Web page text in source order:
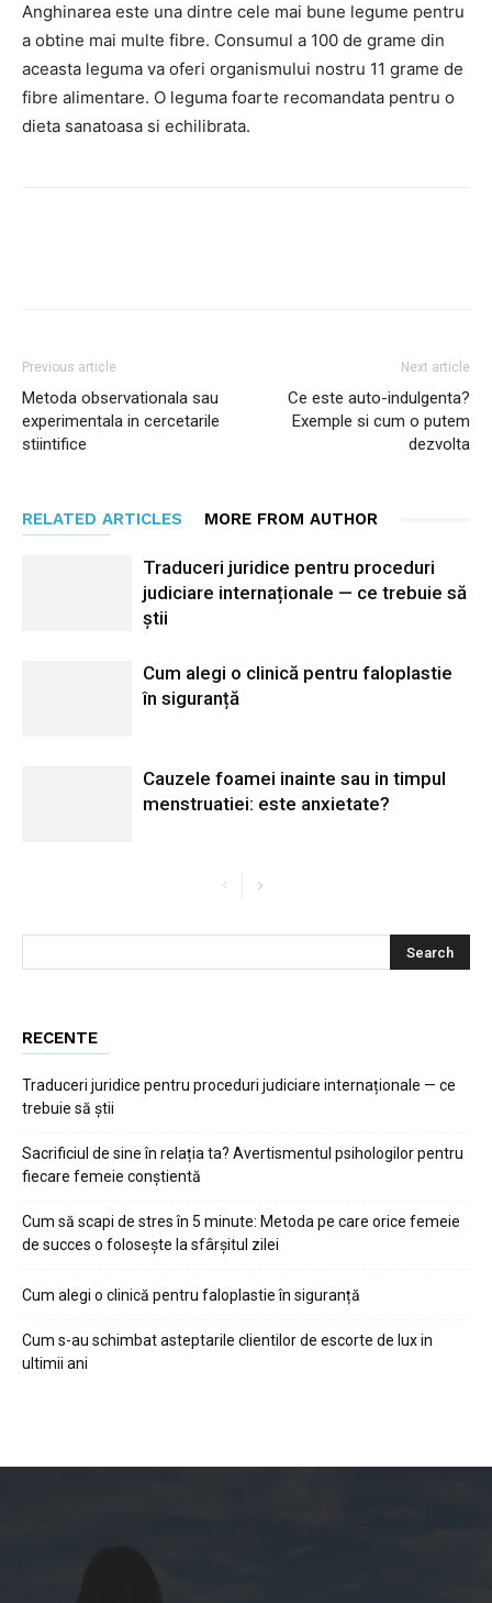
Anghinarea este una dintre cele mai bune legume pentru
a obtine mai multe fibre. Consumul a 100 de grame din
aceasta leguma va oferi organismului nostru 11 grame de
fibre alimentare. O leguma foarte recomandata pentru o
dieta sanatoasa si echilibrata.
Previous article
Metoda observationala sau
experimentala in cercetarile
stiintifice
Next article
Ce este auto-indulgenta?
Exemple si cum o putem
dezvolta
RELATED ARTICLES MORE FROM AUTHOR
Traduceri juridice pentru proceduri
judiciare internaționale — ce trebuie să
știi
Cum alegi o clinică pentru faloplastie
în siguranță
Cauzele foamei inainte sau in timpul
menstruatiei: este anxietate?
RECENTE
Traduceri juridice pentru proceduri judiciare internaționale — ce
trebuie să știi
Sacrificiul de sine în relația ta? Avertismentul psihologilor pentru
fiecare femeie conștientă
Cum să scapi de stres în 5 minute: Metoda pe care orice femeie
de succes o folosește la sfârșitul zilei
Cum alegi o clinică pentru faloplastie în siguranță
Cum s-au schimbat asteptarile clientilor de escorte de lux in
ultimii ani